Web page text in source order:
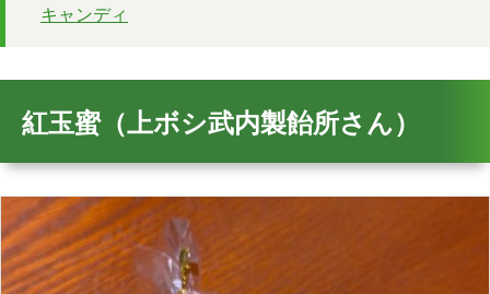
キャンディ
紅玉蜜（上ボシ武内製飴所さん）